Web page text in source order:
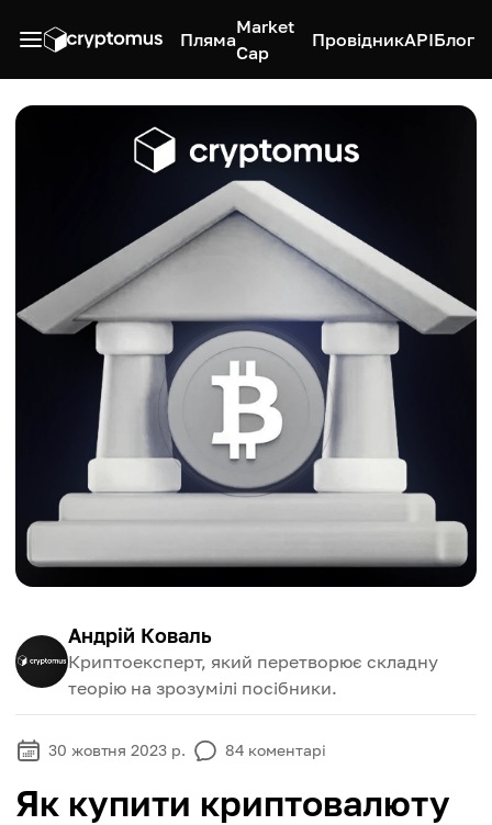
Пляма
Market
Cap
ПровідникAPIБлог
Андрій Коваль
Криптоексперт, який перетворює складну
теорію на зрозумілі посібники.
30 жовтня 2023 р. 84 коментарі
Як купити криптовалюту